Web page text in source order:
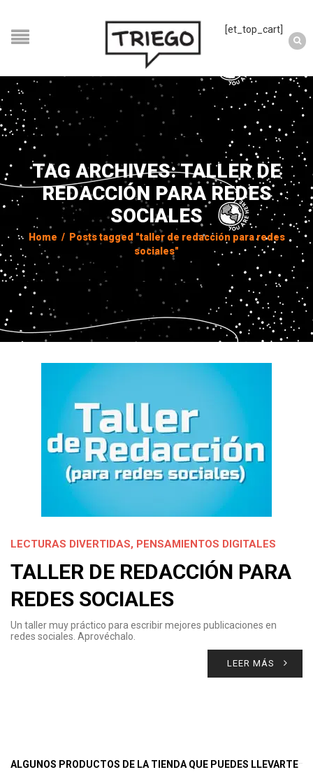
[et_top_cart]
TAG ARCHIVES: TALLER DE
REDACCIÓN PARA REDES
SOCIALES
Home / Posts tagged "taller de redacción para redes
sociales"
LECTURAS DIVERTIDAS, PENSAMIENTOS DIGITALES
TALLER DE REDACCIÓN PARA
REDES SOCIALES
Un taller muy práctico para escribir mejores publicaciones en
redes sociales. Aprovéchalo.
LEER MÁS
ALGUNOS PRODUCTOS DE LA TIENDA QUE PUEDES LLEVARTE